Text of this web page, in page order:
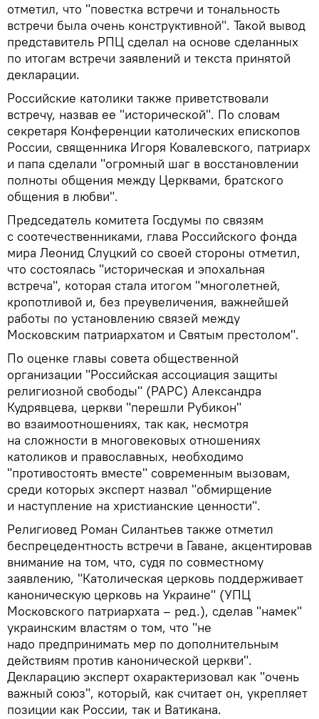
отметил, что "повестка встречи и тональность
встречи была очень конструктивной". Такой вывод
представитель РПЦ сделал на основе сделанных
по итогам встречи заявлений и текста принятой
декларации.
Российские католики также приветствовали
встречу, назвав ее "исторической". По словам
секретаря Конференции католических епископов
России, священника Игоря Ковалевского, патриарх
и папа сделали "огромный шаг в восстановлении
полноты общения между Церквами, братского
общения в любви".
Председатель комитета Госдумы по связям
с соотечественниками, глава Российского фонда
мира Леонид Слуцкий со своей стороны отметил,
что состоялась "историческая и эпохальная
встреча", которая стала итогом "многолетней,
кропотливой и, без преувеличения, важнейшей
работы по установлению связей между
Московским патриархатом и Святым престолом".
По оценке главы совета общественной
организации "Российская ассоциация защиты
религиозной свободы" (РАРС) Александра
Кудрявцева, церкви "перешли Рубикон"
во взаимоотношениях, так как, несмотря
на сложности в многовековых отношениях
католиков и православных, необходимо
"противостоять вместе" современным вызовам,
среди которых эксперт назвал "обмирщение
и наступление на христианские ценности".
Религиовед Роман Силантьев также отметил
беспрецедентность встречи в Гаване, акцентировав
внимание на том, что, судя по совместному
заявлению, "Католическая церковь поддерживает
каноническую церковь на Украине" (УПЦ
Московского патриархата – ред.), сделав "намек"
украинским властям о том, что "не
надо предпринимать мер по дополнительным
действиям против канонической церкви".
Декларацию эксперт охарактеризовал как "очень
важный союз", который, как считает он, укрепляет
позиции как России, так и Ватикана.